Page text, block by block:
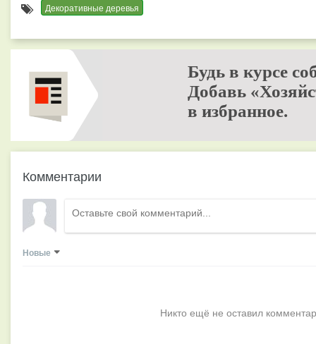
Декоративные деревья
Будь в курсе
Добавь
в избранное.
Комментарии
Новые
Никто ещё не оставил